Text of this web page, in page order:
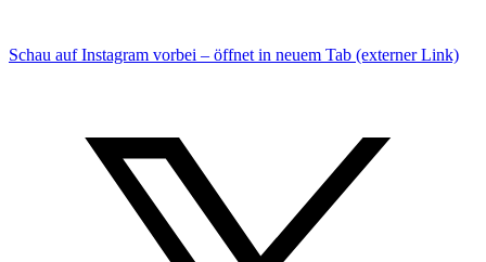
Schau auf Instagram vorbei – öffnet in neuem Tab (externer Link)